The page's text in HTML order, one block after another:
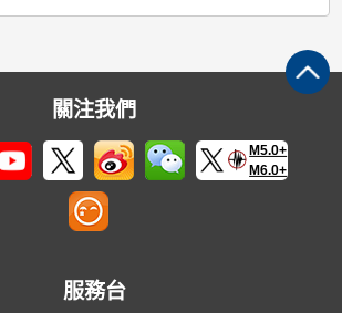
關注我們
M5.0+
M6.0+
服務台